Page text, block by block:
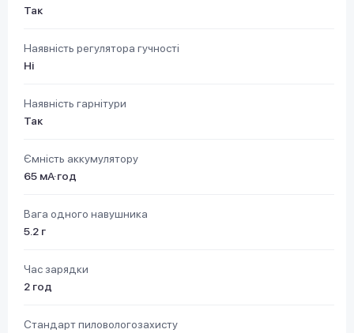
Так
Наявність регулятора гучності
Ні
Наявність гарнітури
Так
Ємність аккумулятору
65 мА·год
Вага одного навушника
5.2 г
Час зарядки
2 год
Стандарт пиловологозахисту